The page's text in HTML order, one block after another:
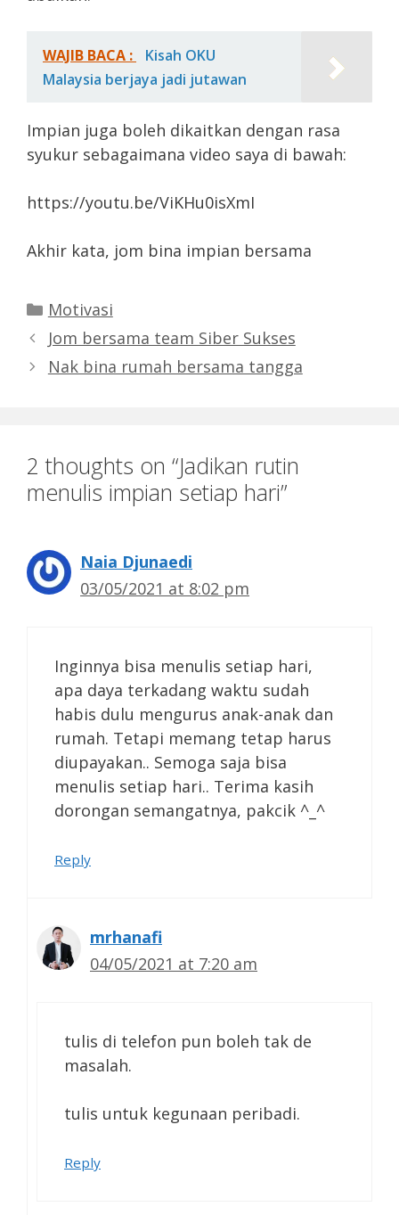
WAJIB BACA :
Kisah OKU
Malaysia berjaya jadi jutawan
Impian juga boleh dikaitkan dengan rasa
syukur sebagaimana video saya di bawah:
https://youtu.be/ViKHu0isXmI
Akhir kata, jom bina impian bersama
Categories
Motivasi
Jom bersama team Siber Sukses
Nak bina rumah bersama tangga
2 thoughts on “Jadikan rutin
menulis impian setiap hari”
Naia Djunaedi
03/05/2021 at 8:02 pm
Inginnya bisa menulis setiap hari,
apa daya terkadang waktu sudah
habis dulu mengurus anak-anak dan
rumah. Tetapi memang tetap harus
diupayakan.. Semoga saja bisa
menulis setiap hari.. Terima kasih
dorongan semangatnya, pakcik ^_^
Reply
mrhanafi
04/05/2021 at 7:20 am
tulis di telefon pun boleh tak de
masalah.
tulis untuk kegunaan peribadi.
Reply